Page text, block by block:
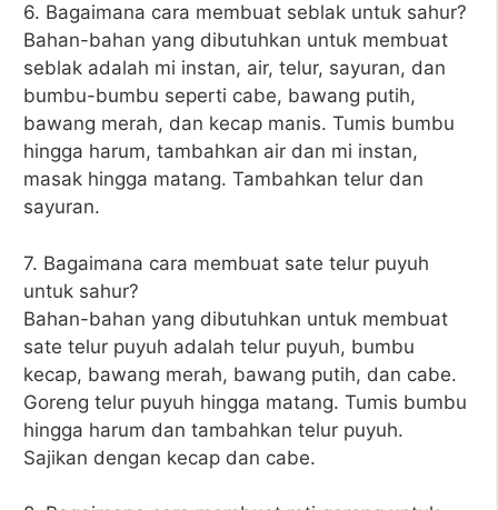
6. Bagaimana cara membuat seblak untuk sahur?
Bahan-bahan yang dibutuhkan untuk membuat
seblak adalah mi instan, air, telur, sayuran, dan
bumbu-bumbu seperti cabe, bawang putih,
bawang merah, dan kecap manis. Tumis bumbu
hingga harum, tambahkan air dan mi instan,
masak hingga matang. Tambahkan telur dan
sayuran.
7. Bagaimana cara membuat sate telur puyuh
untuk sahur?
Bahan-bahan yang dibutuhkan untuk membuat
sate telur puyuh adalah telur puyuh, bumbu
kecap, bawang merah, bawang putih, dan cabe.
Goreng telur puyuh hingga matang. Tumis bumbu
hingga harum dan tambahkan telur puyuh.
Sajikan dengan kecap dan cabe.